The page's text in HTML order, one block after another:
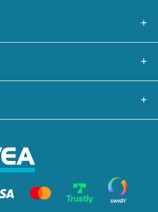
+
+
+